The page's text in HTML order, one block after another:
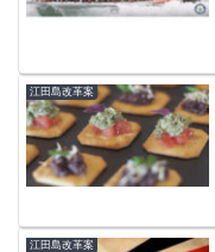
江田島改革案
江田島改革案